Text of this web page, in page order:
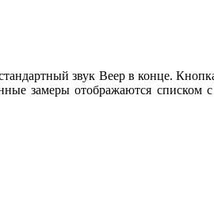
звук Beep в конце.
замеры отображаются